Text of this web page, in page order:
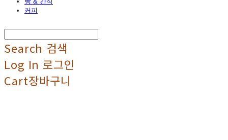
커피
Search 검색
Log In 로그인
Cart장바구니